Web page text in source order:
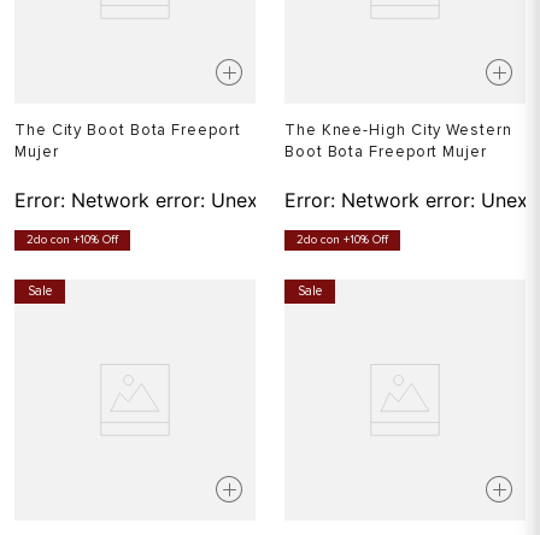
The City Boot Bota Freeport
Mujer
Error: Network error: Unexpected token T in JSON at
2do con +10% Off
The Knee-High City Western
Boot Bota Freeport Mujer
Error: Network error:
2do con +10% Off
Sale Sale